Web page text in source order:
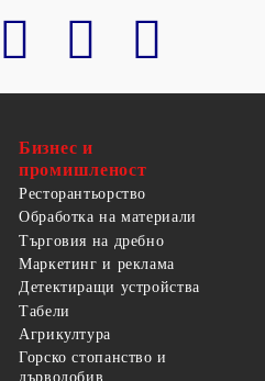
Бизнес и
промишленост
Ресторантьорство
Обработка на материали
Търговия на дребно
Маркетинг и реклама
Детектиращи устройства
Табели
Агрикултура
Горско стопанство и
дърводобив